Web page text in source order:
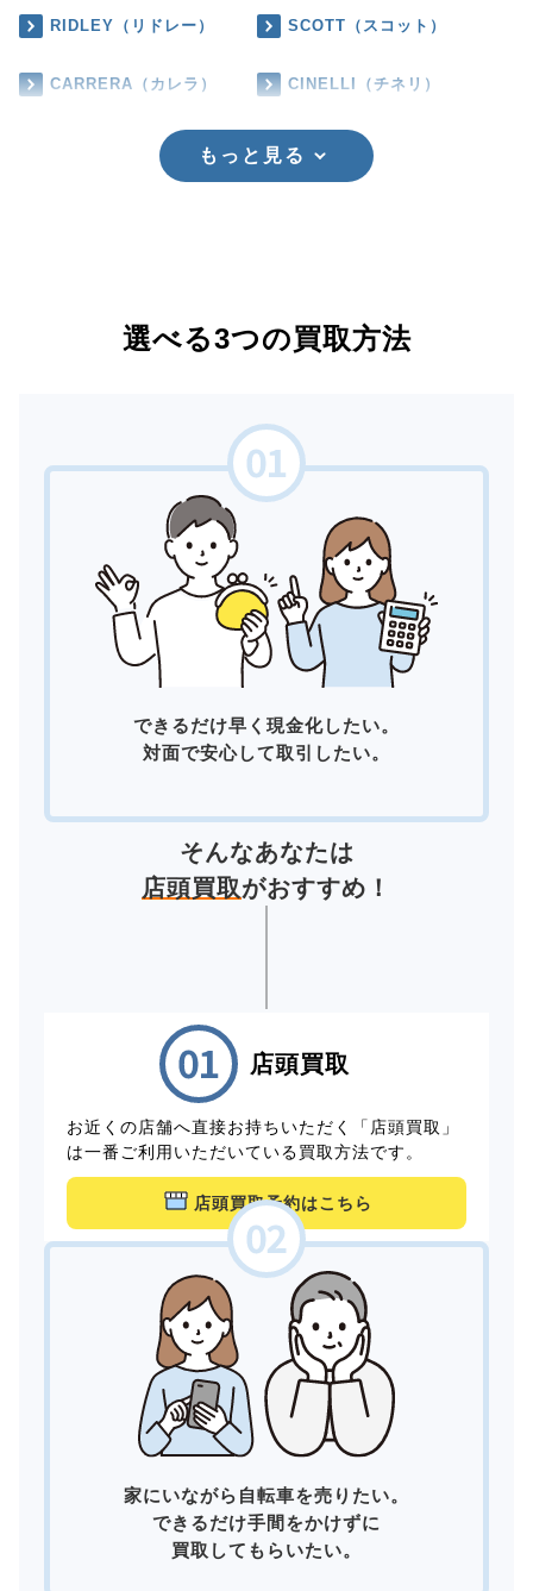
RIDLEY（リドレー） SCOTT（スコット）
CARRERA（カレラ） CINELLI（チネリ）
もっと見る
選べる3つの買取方法
できるだけ早く現金化したい。
対面で安心して取引したい。
そんなあなたは
店頭買取がおすすめ！
店頭買取
お近くの店舗へ直接お持ちいただく「店頭買取」
は一番ご利用いただいている買取方法です。
店頭買取予約はこちら
家にいながら自転車を売りたい。
できるだけ手間をかけずに
買取してもらいたい。